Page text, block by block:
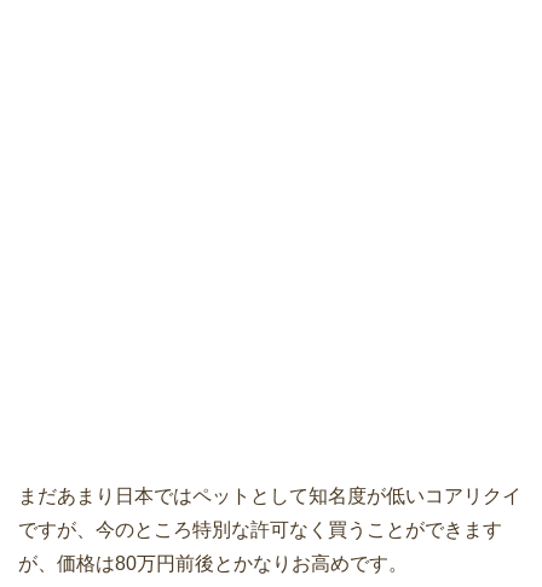
まだあまり日本ではペットとして知名度が低いコアリクイ
ですが、今のところ特別な許可なく買うことができます
が、価格は80万円前後とかなりお高めです。